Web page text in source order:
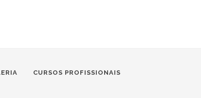
CURSOS PROFISSIONAIS